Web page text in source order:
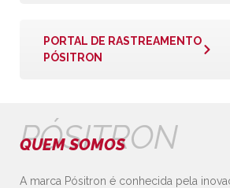
PORTAL DE RASTREAMENTO
PÓSITRON
PÓSITRON
QUEM SOMOS
A marca Pósitron é conhecida pela